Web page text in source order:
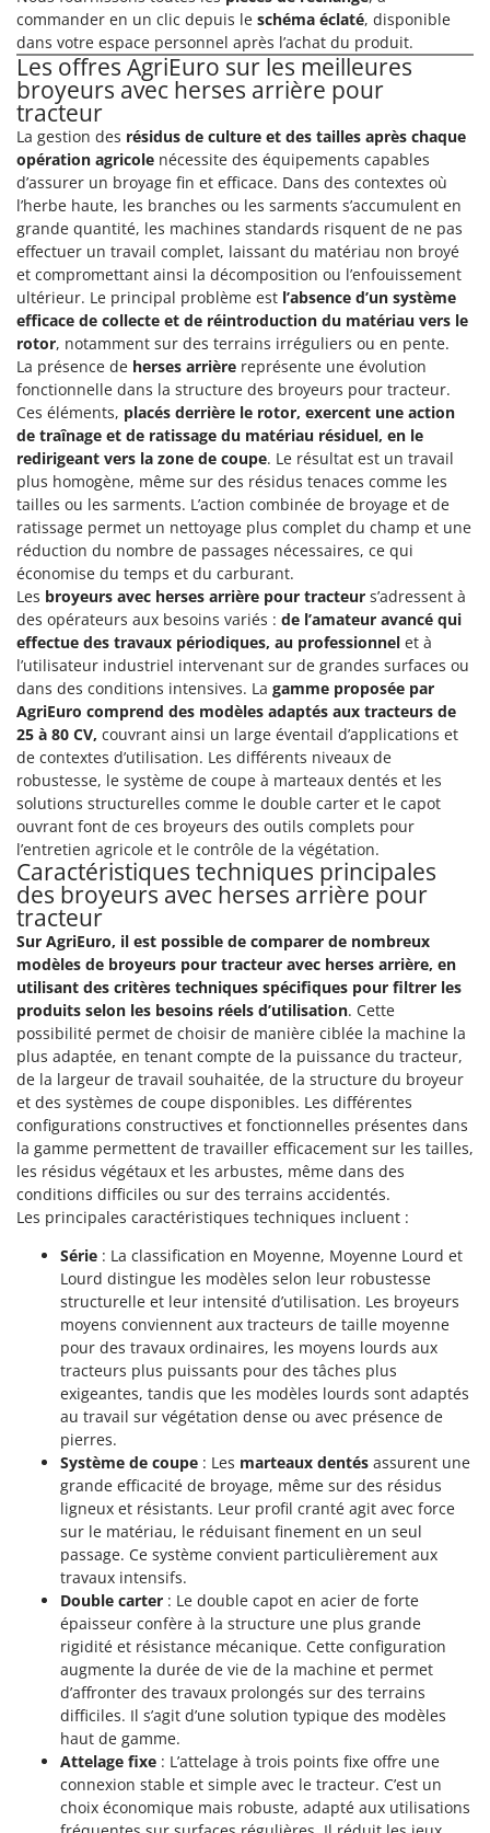
commander en un clic depuis le schéma éclaté, disponible
dans votre espace personnel après l’achat du produit.
Les offres AgriEuro sur les meilleures
broyeurs avec herses arrière pour
tracteur
La gestion des résidus de culture et des tailles après chaque
opération agricole nécessite des équipements capables
d’assurer un broyage fin et efficace. Dans des contextes où
l’herbe haute, les branches ou les sarments s’accumulent en
grande quantité, les machines standards risquent de ne pas
effectuer un travail complet, laissant du matériau non broyé
et compromettant ainsi la décomposition ou l’enfouissement
ultérieur. Le principal problème est l’absence d’un système
efficace de collecte et de réintroduction du matériau vers le
rotor, notamment sur des terrains irréguliers ou en pente.
La présence de herses arrière représente une évolution
fonctionnelle dans la structure des broyeurs pour tracteur.
Ces éléments, placés derrière le rotor, exercent une action
de traînage et de ratissage du matériau résiduel, en le
redirigeant vers la zone de coupe. Le résultat est un travail
plus homogène, même sur des résidus tenaces comme les
tailles ou les sarments. L’action combinée de broyage et de
ratissage permet un nettoyage plus complet du champ et une
réduction du nombre de passages nécessaires, ce qui
économise du temps et du carburant.
Les broyeurs avec herses arrière pour tracteur s’adressent à
des opérateurs aux besoins variés : de l’amateur avancé qui
effectue des travaux périodiques, au professionnel et à
l’utilisateur industriel intervenant sur de grandes surfaces ou
dans des conditions intensives. La gamme proposée par
AgriEuro comprend des modèles adaptés aux tracteurs de
25 à 80 CV, couvrant ainsi un large éventail d’applications et
de contextes d’utilisation. Les différents niveaux de
robustesse, le système de coupe à marteaux dentés et les
solutions structurelles comme le double carter et le capot
ouvrant font de ces broyeurs des outils complets pour
l’entretien agricole et le contrôle de la végétation.
Caractéristiques techniques principales
des broyeurs avec herses arrière pour
tracteur
Sur AgriEuro, il est possible de comparer de nombreux
modèles de broyeurs pour tracteur avec herses arrière, en
utilisant des critères techniques spécifiques pour filtrer les
produits selon les besoins réels d’utilisation. Cette
possibilité permet de choisir de manière ciblée la machine la
plus adaptée, en tenant compte de la puissance du tracteur,
de la largeur de travail souhaitée, de la structure du broyeur
et des systèmes de coupe disponibles. Les différentes
configurations constructives et fonctionnelles présentes dans
la gamme permettent de travailler efficacement sur les tailles,
les résidus végétaux et les arbustes, même dans des
conditions difficiles ou sur des terrains accidentés.
Les principales caractéristiques techniques incluent :
Série : La classification en Moyenne, Moyenne Lourd et
Lourd distingue les modèles selon leur robustesse
structurelle et leur intensité d’utilisation. Les broyeurs
moyens conviennent aux tracteurs de taille moyenne
pour des travaux ordinaires, les moyens lourds aux
tracteurs plus puissants pour des tâches plus
exigeantes, tandis que les modèles lourds sont adaptés
au travail sur végétation dense ou avec présence de
pierres.
Système de coupe : Les marteaux dentés assurent une
grande efficacité de broyage, même sur des résidus
ligneux et résistants. Leur profil cranté agit avec force
sur le matériau, le réduisant finement en un seul
passage. Ce système convient particulièrement aux
travaux intensifs.
Double carter : Le double capot en acier de forte
épaisseur confère à la structure une plus grande
rigidité et résistance mécanique. Cette configuration
augmente la durée de vie de la machine et permet
d’affronter des travaux prolongés sur des terrains
difficiles. Il s’agit d’une solution typique des modèles
haut de gamme.
Attelage fixe : L’attelage à trois points fixe offre une
connexion stable et simple avec le tracteur. C’est un
choix économique mais robuste, adapté aux utilisations